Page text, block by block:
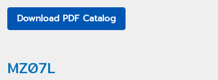
Download PDF Catalog
MZ07L